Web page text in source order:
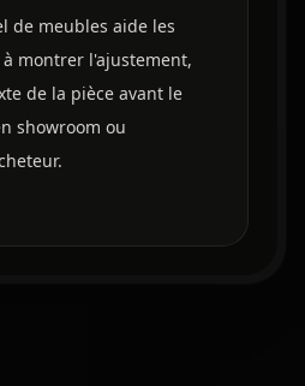
de meubles aide les
montrer l'ajustement,
de la pièce avant le
showroom ou